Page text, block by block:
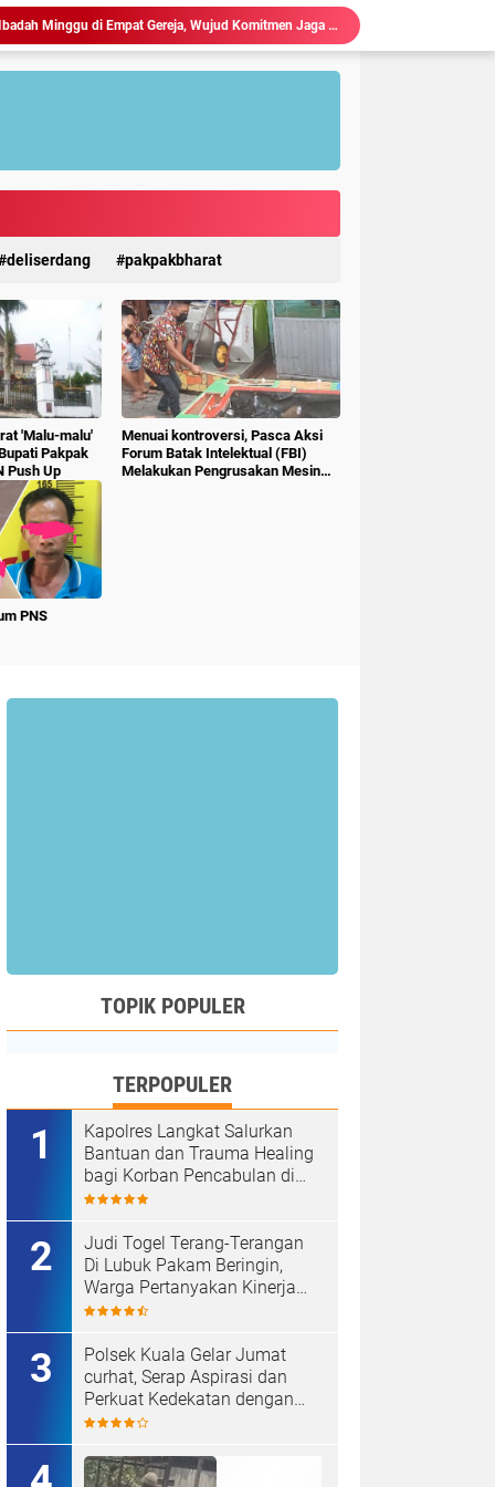
Polres Langkat Amankan Ibadah Minggu di Empat Gereja, Wujud Komitmen Jaga Kerukunan Umat Beragama.
Maraknya Judi Togel Di Perbaungan dan Pantai Cermin Menjamur, Warga Desak Kapolres Serge Tangkap Judi Togel
Judi Togel Terang-Terangan Di Lubuk Pakam Beringin, Warga Pertanyakan Kinerja Polresta Deli Serdang
deliserdang pakpakbharat
'Malu-malu'
Pakpak
Push Up
Menuai kontroversi, Pasca Aksi
Forum Batak Intelektual (FBI)
Melakukan Pengrusakan Mesin
PNS
TOPIK POPULER
TERPOPULER
Kapolres Langkat Salurkan
Bantuan dan Trauma Healing
bagi Korban Pencabulan di
Secanggang.
Judi Togel Terang-Terangan
Di Lubuk Pakam Beringin,
Warga Pertanyakan Kinerja
Polresta Deli Serdang
Polsek Kuala Gelar Jumat
curhat, Serap Aspirasi dan
Perkuat Kedekatan dengan
Masyarakat.